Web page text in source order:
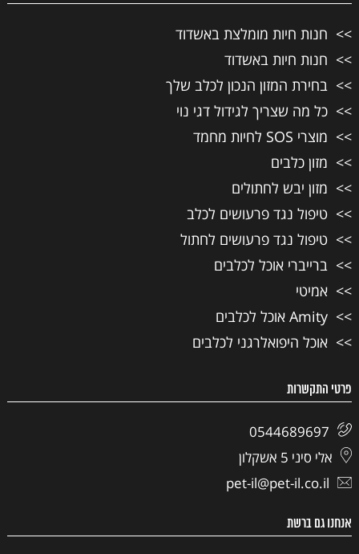
חנות חיות מומלצת באשדוד
חנות חיות באשדוד
בחירת המזון הנכון לכלב שלך
כל מה שצריך לגידול דגי נוי
מוצרי SOS לחיות מחמד
מזון כלבים
מזון יבש לחתולים
טיפול נגד פרעושים לכלב
טיפול נגד פרעושים לחתול
ברייברי אוכל לכלבים
אמיטי
Amity אוכל לכלבים
אוכל היפואלרגני לכלבים
פרטי התקשרות
0544689697
אלי סיני 5 אשקלון
pet-il@pet-il.co.il
אנחנו גם ברשת